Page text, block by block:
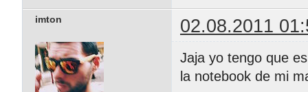
imton 02.08.2011
Jaja yo tengo que
la notebook de mi